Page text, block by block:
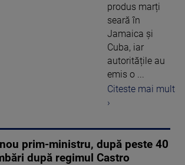
produs marți
seară în
Jamaica și
Cuba, iar
autoritățile au
emis o ...
Citeste mai mult
›
prim-ministru, după peste 40
după regimul Castro